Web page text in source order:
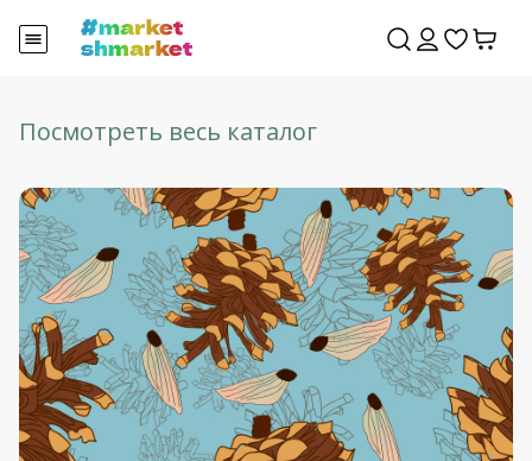
Посмотреть весь каталог